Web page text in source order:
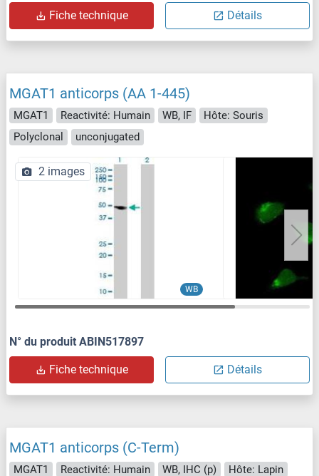
Fiche technique Détails
MGAT1 anticorps (AA 1-445)
MGAT1 Reactivité: Humain WB, IF
Hôte: Souris
Polyclonal
unconjugated
WB
2 images
N° du produit ABIN517897
Fiche technique Détails
MGAT1 anticorps (C-Term)
MGAT1 Reactivité: Humain WB, IHC (p)
Hôte: Lapin